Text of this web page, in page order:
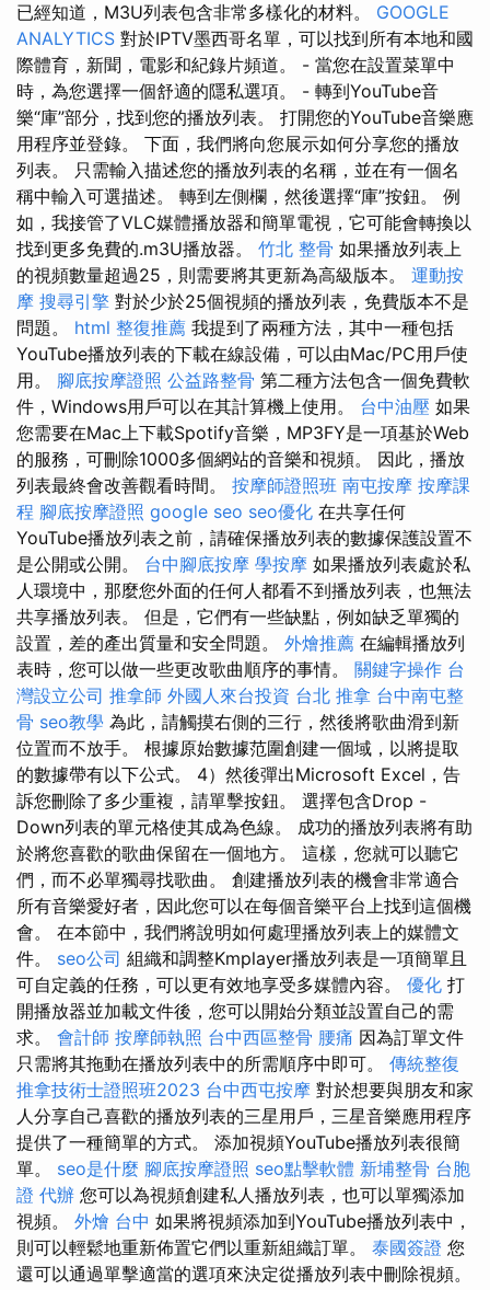
已經知道，M3U列表包含非常多樣化的材料。 GOOGLE
ANALYTICS 對於IPTV墨西哥名單，可以找到所有本地和國
際體育，新聞，電影和紀錄片頻道。 - 當您在設置菜單中
時，為您選擇一個舒適的隱私選項。 - 轉到YouTube音
樂“庫”部分，找到您的播放列表。 打開您的YouTube音樂應
用程序並登錄。 下面，我們將向您展示如何分享您的播放
列表。 只需輸入描述您的播放列表的名稱，並在有一個名
稱中輸入可選描述。 轉到左側欄，然後選擇“庫”按鈕。 例
如，我接管了VLC媒體播放器和簡單電視，它可能會轉換以
找到更多免費的.m3U播放器。 竹北 整骨 如果播放列表上
的視頻數量超過25，則需要將其更新為高級版本。 運動按
摩 搜尋引擎 對於少於25個視頻的播放列表，免費版本不是
問題。 html 整復推薦 我提到了兩種方法，其中一種包括
YouTube播放列表的下載在線設備，可以由Mac/PC用戶使
用。 腳底按摩證照 公益路整骨 第二種方法包含一個免費軟
件，Windows用戶可以在其計算機上使用。 台中油壓 如果
您需要在Mac上下載Spotify音樂，MP3FY是一項基於Web
的服務，可刪除1000多個網站的音樂和視頻。 因此，播放
列表最終會改善觀看時間。 按摩師證照班 南屯按摩 按摩課
程 腳底按摩證照 google seo seo優化 在共享任何
YouTube播放列表之前，請確保播放列表的數據保護設置不
是公開或公開。 台中腳底按摩 學按摩 如果播放列表處於私
人環境中，那麼您外面的任何人都看不到播放列表，也無法
共享播放列表。 但是，它們有一些缺點，例如缺乏單獨的
設置，差的產出質量和安全問題。 外燴推薦 在編輯播放列
表時，您可以做一些更改歌曲順序的事情。 關鍵字操作 台
灣設立公司 推拿師 外國人來台投資 台北 推拿 台中南屯整
骨 seo教學 為此，請觸摸右側的三行，然後將歌曲滑到新
位置而不放手。 根據原始數據范圍創建一個域，以將提取
的數據帶有以下公式。 4）然後彈出Microsoft Excel，告
訴您刪除了多少重複，請單擊按鈕。 選擇包含Drop -
Down列表的單元格使其成為色線。 成功的播放列表將有助
於將您喜歡的歌曲保留在一個地方。 這樣，您就可以聽它
們，而不必單獨尋找歌曲。 創建播放列表的機會非常適合
所有音樂愛好者，因此您可以在每個音樂平台上找到這個機
會。 在本節中，我們將說明如何處理播放列表上的媒體文
件。 seo公司 組織和調整Kmplayer播放列表是一項簡單且
可自定義的任務，可以更有效地享受多媒體內容。 優化 打
開播放器並加載文件後，您可以開始分類並設置自己的需
求。 會計師 按摩師執照 台中西區整骨 腰痛 因為訂單文件
只需將其拖動在播放列表中的所需順序中即可。 傳統整復
推拿技術士證照班2023 台中西屯按摩 對於想要與朋友和家
人分享自己喜歡的播放列表的三星用戶，三星音樂應用程序
提供了一種簡單的方式。 添加視頻YouTube播放列表很簡
單。 seo是什麼 腳底按摩證照 seo點擊軟體 新埔整骨 台胞
證 代辦 您可以為視頻創建私人播放列表，也可以單獨添加
視頻。 外燴 台中 如果將視頻添加到YouTube播放列表中，
則可以輕鬆地重新佈置它們以重新組織訂單。 泰國簽證 您
還可以通過單擊適當的選項來決定從播放列表中刪除視頻。